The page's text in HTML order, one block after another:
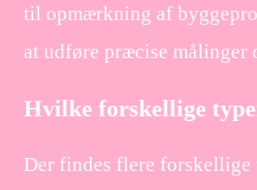
til opmærkning af
at udføre præcise målinger
Hvilke forskellige
Der findes flere